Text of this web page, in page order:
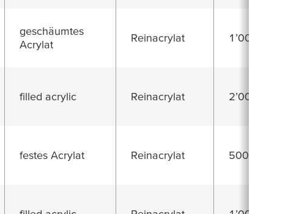
geschäumtes
Acrylat
Reinacrylat 1’000 µm
filled acrylic Reinacrylat 2’000 µm
festes Acrylat Reinacrylat 500 µm